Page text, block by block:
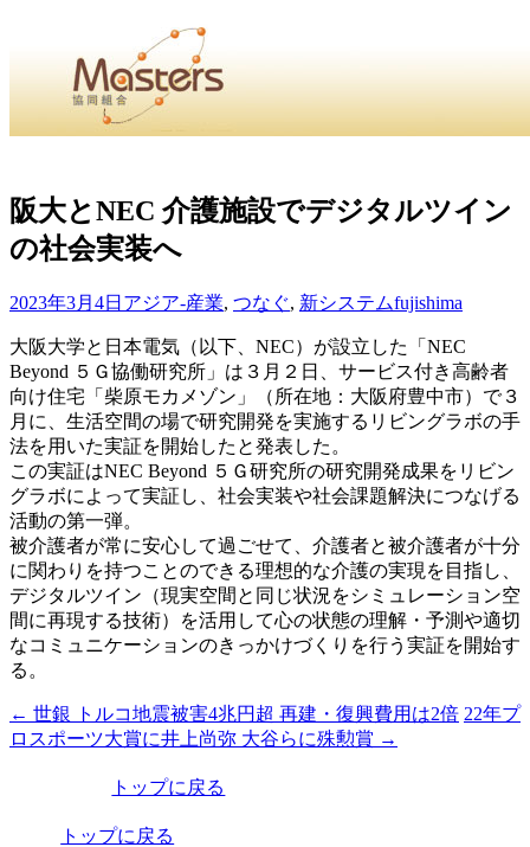
せ・
・Home・ ・理 念・ ・沿 革・ ・組織図・ ・会
協同組合Masters／
国土交通省・経済産業省・農林水産省・厚生労働省 認可
Masters組合員ログイン
阪大とNEC 介護施設でデジタルツイン
の社会実装へ
2023年3月4日 アジア-産業, つなぐ, 新システムfujishima
大阪大学と日本電気（以下、NEC）が設立した「NEC
Beyond ５Ｇ協働研究所」は３月２日、サービス付き高齢者
向け住宅「柴原モカメゾン」（所在地：大阪府豊中市）で３
月に、生活空間の場で研究開発を実施するリビングラボの手
法を用いた実証を開始したと発表した。
この実証はNEC Beyond ５Ｇ研究所の研究開発成果をリビン
グラボによって実証し、社会実装や社会課題解決につなげる
活動の第一弾。
被介護者が常に安心して過ごせて、介護者と被介護者が十分
に関わりを持つことのできる理想的な介護の実現を目指し、
デジタルツイン（現実空間と同じ状況をシミュレーション空
間に再現する技術）を活用して心の状態の理解・予測や適切
なコミュニケーションのきっかけづくりを行う実証を開始す
る。
投
稿
← 世銀 トルコ地震被害4兆円超 再建・復興費用は2倍 22年プ
ロスポーツ大賞に井上尚弥 大谷らに殊勲賞 →
トップに戻る
トップに戻る